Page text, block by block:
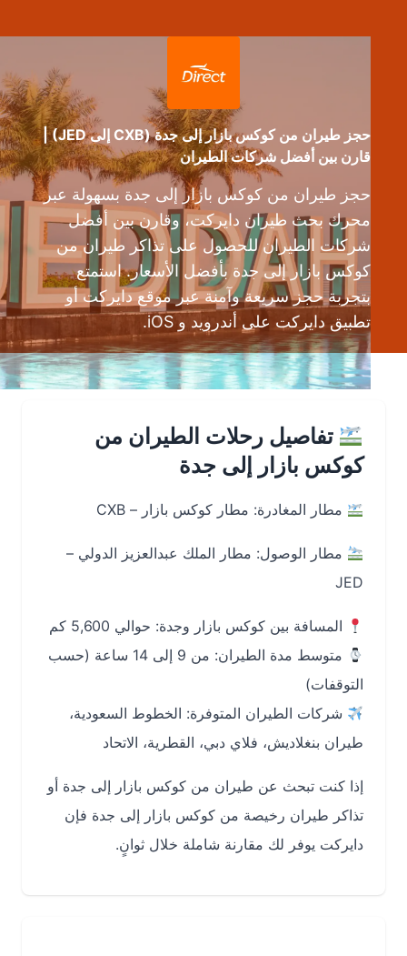
حجز طيران من كوكس بازار إلى جدة (CXB إلى JED) |
قارن بين أفضل شركات الطيران
حجز طيران من كوكس بازار إلى جدة بسهولة عبر
محرك بحث طيران دايركت، وقارن بين أفضل
شركات الطيران للحصول على تذاكر طيران من
كوكس بازار إلى جدة بأفضل الأسعار. استمتع
بتجربة حجز سريعة وآمنة عبر موقع دايركت أو
تطبيق دايركت على أندرويد و iOS.
تفاصيل رحلات الطيران من
كوكس بازار إلى جدة
مطار المغادرة: مطار كوكس بازار – CXB
مطار الوصول: مطار الملك عبدالعزيز الدولي –
المسافة بين كوكس بازار وجدة: حوالي 5,600 كم
متوسط مدة الطيران: من 9 إلى 14 ساعة (حسب
التوقفات)
شركات الطيران المتوفرة: الخطوط السعودية،
طيران بنغلاديش، فلاي دبي، القطرية، الاتحاد
إذا كنت تبحث عن طيران من كوكس بازار إلى جدة أو
تذاكر طيران رخيصة من كوكس بازار إلى جدة فإن
دايركت يوفر لك مقارنة شاملة خلال ثوانٍ.